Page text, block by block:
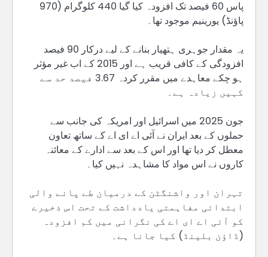
پاس 60 فیصد تک افزودہ کیا گیا 440 کلوگرام (970
پاؤنڈ) یورینیم موجود تھا۔
یہ مقدار جوہری ہتھیار بنانے کے لیے درکار 90 فیصد
افزودگی کے کافی قریب ہے اور 2015 کے اب غیر مؤثر
ہو چکے معاہدے میں مقرر کردہ 3.67 فیصد حد سے
کہیں زیادہ ہے۔
جون 2025 میں اسرائیل اور امریکہ کی جانب سے
حملوں کے بعد ایران نے آئی اے ای اے کے ساتھ تعاون
معطل کر دیا تھا اور اس کے بعد سے ادارے کے معائنہ
کاروں نے اس مواد کا مشاہدہ نہیں کیا۔
تہران اور واشنگٹن کے درمیان طے پانے والی
ابتدائی مفاہمتی یادداشت کے تحت اس ذخیرے
کو آئی اے ای اے کی نگرانی میں کم افزودہ
(ڈاؤن بلینڈ) کیا جانا ہے۔